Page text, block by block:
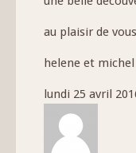
au plaisir de
helene et michel
lundi 25 avril